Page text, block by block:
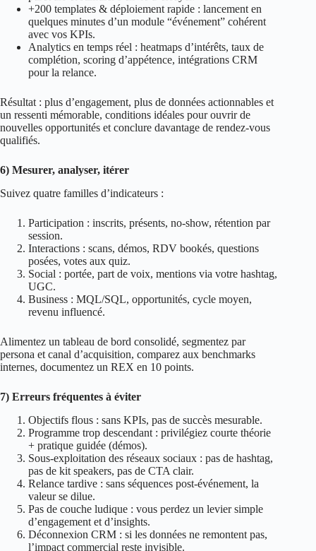
+200 templates & déploiement rapide : lancement en
quelques minutes d’un module “événement” cohérent
avec vos KPIs.
Analytics en temps réel : heatmaps d’intérêts, taux de
complétion, scoring d’appétence, intégrations CRM
pour la relance.
Résultat : plus d’engagement, plus de données actionnables et
un ressenti mémorable, conditions idéales pour ouvrir de
nouvelles opportunités et conclure davantage de rendez‑vous
qualifiés.
6) Mesurer, analyser, itérer
Suivez quatre familles d’indicateurs :
Participation : inscrits, présents, no‑show, rétention par
session.
Interactions : scans, démos, RDV bookés, questions
posées, votes aux quiz.
Social : portée, part de voix, mentions via votre hashtag,
UGC.
Business : MQL/SQL, opportunités, cycle moyen,
revenu influencé.
Alimentez un tableau de bord consolidé, segmentez par
persona et canal d’acquisition, comparez aux benchmarks
internes, documentez un REX en 10 points.
7) Erreurs fréquentes à éviter
Objectifs flous : sans KPIs, pas de succès mesurable.
Programme trop descendant : privilégiez courte théorie
+ pratique guidée (démos).
Sous‑exploitation des réseaux sociaux : pas de hashtag,
pas de kit speakers, pas de CTA clair.
Relance tardive : sans séquences post‑événement, la
valeur se dilue.
Pas de couche ludique : vous perdez un levier simple
d’engagement et d’insights.
Déconnexion CRM : si les données ne remontent pas,
l’impact commercial reste invisible.